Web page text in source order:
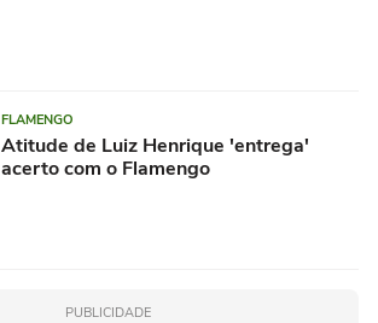
FLAMENGO
Atitude de Luiz Henrique 'entrega'
acerto com o Flamengo
PUBLICIDADE